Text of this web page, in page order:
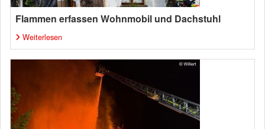
Flammen erfassen Wohnmobil und Dachstuhl
Weiterlesen